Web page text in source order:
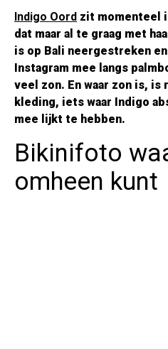
Indigo Oord zit momenteel
dat maar al te graag met
is op Bali neergestreken
Instagram mee langs
veel zon. En waar zon is,
kleding, iets waar Indigo
mee lijkt te hebben.
Bikinifoto
omheen kunt